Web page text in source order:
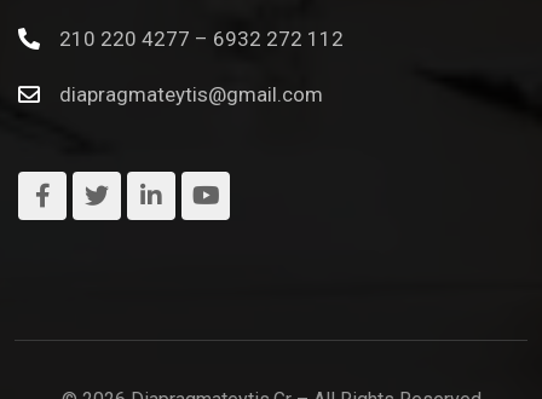
210 220 4277 – 6932 272 112
diapragmateytis@gmail.com